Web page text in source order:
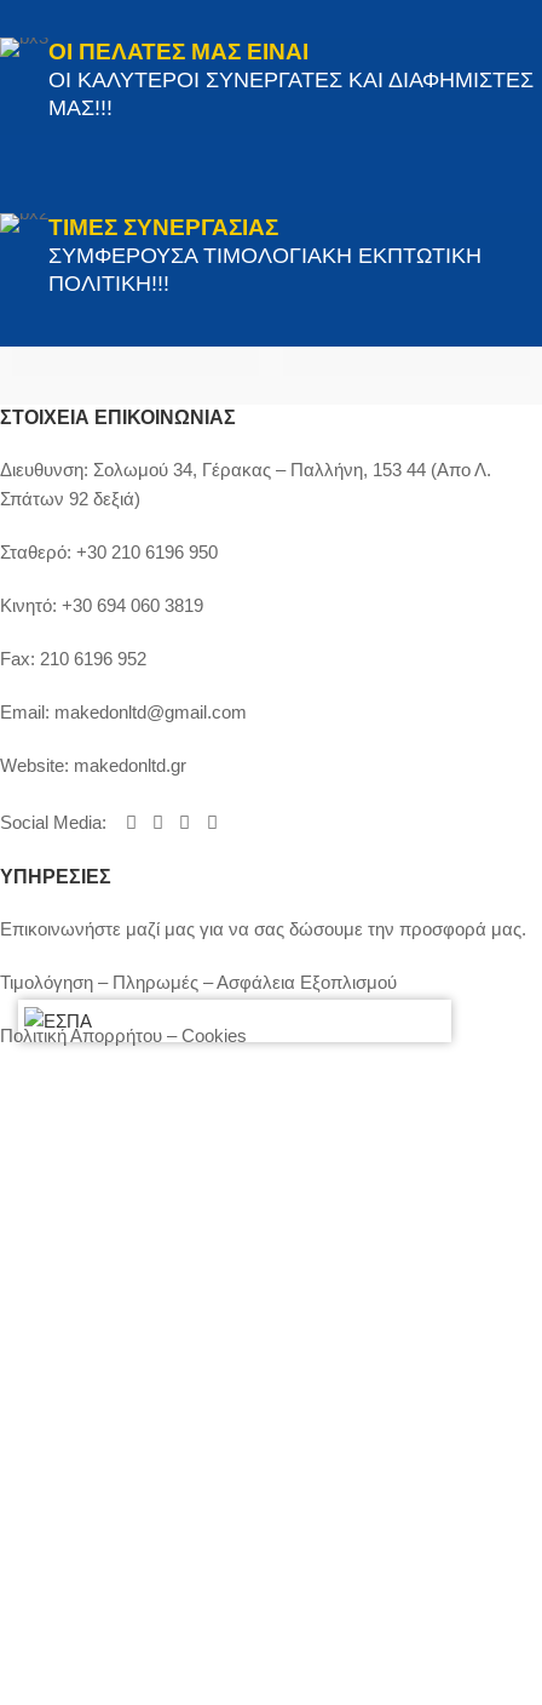
ΟΙ ΠΕΛΑΤΕΣ ΜΑΣ ΕΙΝΑΙ
ΟΙ ΚΑΛΥΤΕΡΟΙ ΣΥΝΕΡΓΑΤΕΣ ΚΑΙ ΔΙΑΦΗΜΙΣΤΕΣ
ΜΑΣ!!!
ΤΙΜΕΣ ΣΥΝΕΡΓΑΣΙΑΣ
ΣΥΜΦΕΡΟΥΣΑ ΤΙΜΟΛΟΓΙΑΚΗ ΕΚΠΤΩΤΙΚΗ
ΠΟΛΙΤΙΚΗ!!!
ΣΤΟΙΧΕΊΑ ΕΠΙΚΟΙΝΩΝΊΑΣ
Διευθυνση: Σολωμού 34, Γέρακας – Παλλήνη, 153 44 (Απο Λ.
Σπάτων 92 δεξιά)
Σταθερό: +30 210 6196 950
Κινητό: +30 694 060 3819
Fax: 210 6196 952
Email: makedonltd@gmail.com
Website: makedonltd.gr
Social Media:
ΥΠΗΡΕΣΙΕΣ
Επικοινωνήστε μαζί μας για να σας δώσουμε την προσφορά μας.
Τιμολόγηση – Πληρωμές – Ασφάλεια Εξοπλισμού
Πολιτική Απορρήτου – Cookies